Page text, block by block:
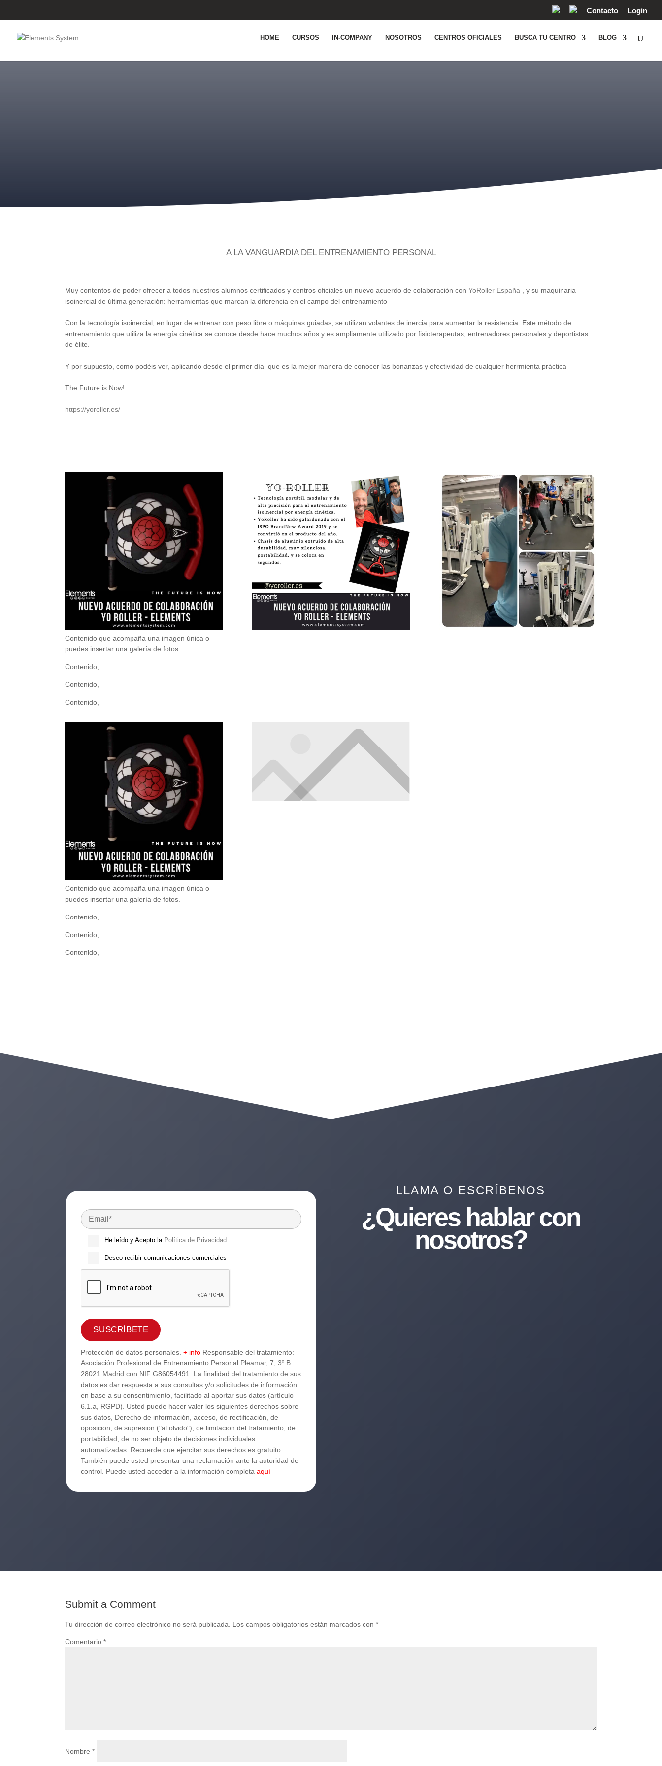
Contacto Login
HOME CURSOS IN-COMPANY NOSOTROS CENTROS OFICIALES BUSCA TU CENTRO BLOG
A LA VANGUARDIA DEL ENTRENAMIENTO PERSONAL
Muy contentos de poder ofrecer a todos nuestros alumnos certificados y centros oficiales un nuevo acuerdo de colaboración con YoRoller España , y su maquinaria
isoinercial de última generación: herramientas que marcan la diferencia en el campo del entrenamiento
Con la tecnología isoinercial, en lugar de entrenar con peso libre o máquinas guiadas, se utilizan volantes de inercia para aumentar la resistencia. Este método de
entrenamiento que utiliza la energía cinética se conoce desde hace muchos años y es ampliamente utilizado por fisioterapeutas, entrenadores personales y deportistas
de élite.
Y por supuesto, como podéis ver, aplicando desde el primer día, que es la mejor manera de conocer las bonanzas y efectividad de cualquier herrmienta práctica
The Future is Now!
https://yoroller.es/
Contenido que acompaña una imagen única o
puedes insertar una galería de fotos.
Contenido,
Contenido,
Contenido,
Contenido que acompaña una imagen única o
puedes insertar una galería de fotos.
Contenido,
Contenido,
Contenido,
He leído y Acepto la Política de Privacidad.
Deseo recibir comunicaciones comerciales
Protección de datos personales.+ info Responsable del tratamiento:
Asociación Profesional de Entrenamiento Personal Pleamar, 7, 3º B.
28021 Madrid con NIF G86054491. La finalidad del tratamiento de sus
datos es dar respuesta a sus consultas y/o solicitudes de información,
en base a su consentimiento, facilitado al aportar sus datos (artículo
6.1.a, RGPD). Usted puede hacer valer los siguientes derechos sobre
sus datos, Derecho de información, acceso, de rectificación, de
oposición, de supresión ("al olvido"), de limitación del tratamiento, de
portabilidad, de no ser objeto de decisiones individuales
automatizadas. Recuerde que ejercitar sus derechos es gratuito.
También puede usted presentar una reclamación ante la autoridad de
control. Puede usted acceder a la información completaaquí
LLAMA O ESCRÍBENOS
¿Quieres hablar con
nosotros?
Submit a Comment
Tu dirección de correo electrónico no será publicada. Los campos obligatorios están marcados con *
Comentario *
Nombre *